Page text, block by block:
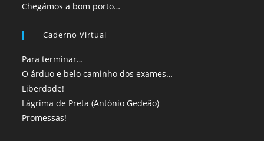
Chegámos a bom porto…
Caderno Virtual
Para terminar…
O árduo e belo caminho dos exames…
Liberdade!
Lágrima de Preta (António Gedeão)
Promessas!